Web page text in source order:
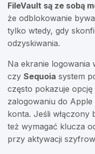
FileVault są ze sobą
że odblokowanie
tylko wtedy, gdy
odzyskiwania.
Na ekranie logowania
czy Sequoia system
często pokazuje
zalogowaniu do Apple
konta. Jeśli włączony
też wymagać klucza
przy aktywacji